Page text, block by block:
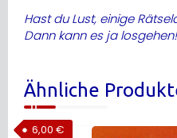
Hast du Lust, einige
Dann kann es ja
Ähnliche
6,00 €